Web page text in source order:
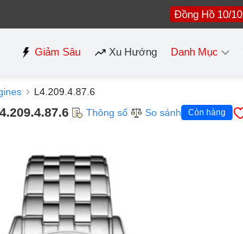
Đồng Hồ 10/10
Giảm Sâu Xu Hướng Danh Mục
L4.209.4.87.6
Thông số So sánh Còn hàng